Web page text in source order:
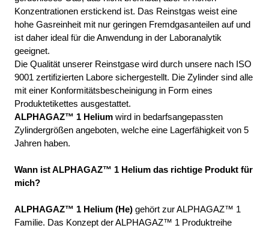
Konzentrationen erstickend ist. Das Reinstgas weist eine
hohe Gasreinheit mit nur geringen Fremdgasanteilen auf und
ist daher ideal für die Anwendung in der Laboranalytik
geeignet.
Die Qualität unserer Reinstgase wird durch unsere nach ISO
9001 zertifizierten Labore sichergestellt. Die Zylinder sind alle
mit einer Konformitätsbescheinigung in Form eines
Produktetikettes ausgestattet.
ALPHAGAZ™ 1 Helium wird in bedarfsangepassten
Zylindergrößen angeboten, welche eine Lagerfähigkeit von 5
Jahren haben.
Wann ist ALPHAGAZ™ 1 Helium das richtige Produkt für
mich?
ALPHAGAZ™ 1 Helium (He) gehört zur ALPHAGAZ™ 1
Familie. Das Konzept der ALPHAGAZ™ 1 Produktreihe